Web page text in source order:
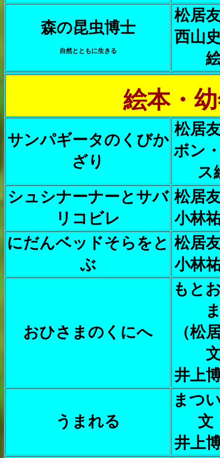
森の昆虫博士
自然とともに生きる
松居
西山
絵本・
サンパギータのくびか
ざり
松居
ボン
ス
シュシナーナーとサバ
リコビレ
松居
小林
にだんベッドそらをと
ぶ
松居
小林
おひさまのくにへ
もと
（松
井上
うまれる
まつ
文
井上